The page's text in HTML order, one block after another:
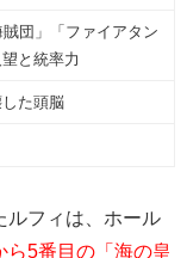
団」「ファイアタン
と統率力
た頭脳
ルフィは、ホール
ら5番目の「海の皇